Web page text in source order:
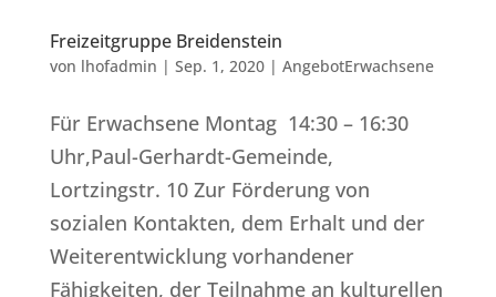
Freizeitgruppe Breidenstein
von lhofadmin | Sep. 1, 2020| AngebotErwachsene
Für Erwachsene Montag 14:30 – 16:30
Uhr,Paul-Gerhardt-Gemeinde,
Lortzingstr. 10 Zur Förderung von
sozialen Kontakten, dem Erhalt und der
Weiterentwicklung vorhandener
Fähigkeiten, der Teilnahme an kulturellen